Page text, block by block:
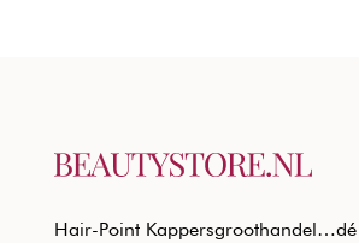
Hair-Point Kappersgroothandel…dé